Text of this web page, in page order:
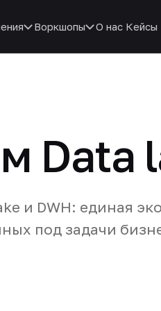
Воркшопы О нас Кейсы
Data
и DWH: единая
под задачи